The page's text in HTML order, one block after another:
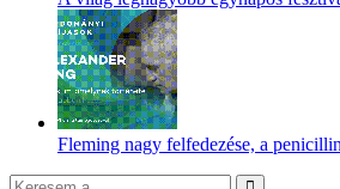
Fleming nagy felfedezése, a penicillin